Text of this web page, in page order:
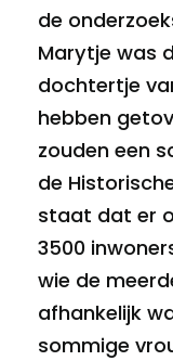
de
Marytje was
dochtertje
hebben
zouden een
de
staat dat er
3500
wie de
afhankelijk
sommige